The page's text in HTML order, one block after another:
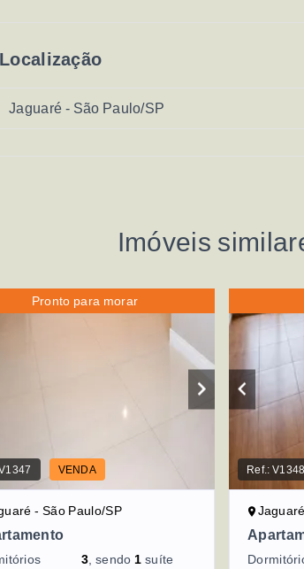
Localização
Jaguaré - São Paulo/SP
Imóveis
Pronto para morar
VENDA
- São Paulo/SP
3, sendo1 suíte
Ref.:V1348